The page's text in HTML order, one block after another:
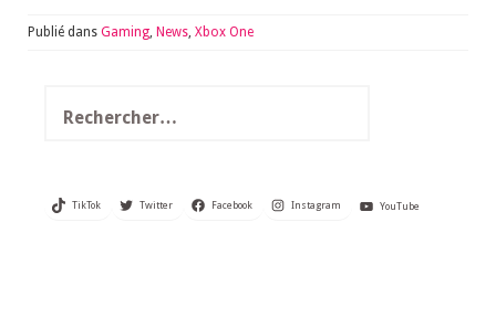
Publié dans Gaming, News, Xbox One
TikTok Twitter Facebook Instagram YouTube